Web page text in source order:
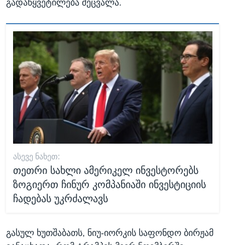
გადაწყვეტილება შეცვალა.
ᲐᲡᲔᲕᲔ ᲜᲐᲮᲔᲗ:
თეთრი სახლი ამერიკელ ინვესტორებს
ზოგიერთ ჩინურ კომპანიაში ინვესტიციის
ჩადებას უკრძალავს
გასულ ხუთშაბათს, ნიუ-იორკის საფონდო ბირჟამ